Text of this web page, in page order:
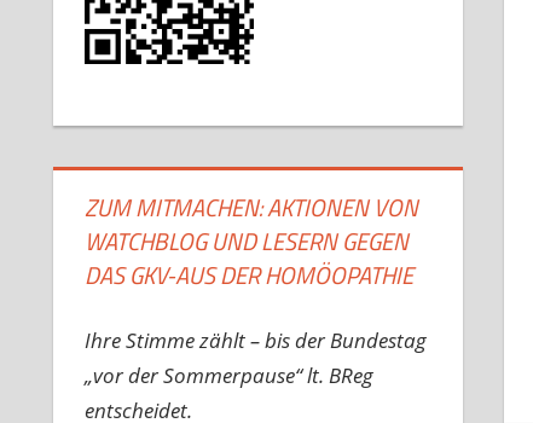
ZUM MITMACHEN: AKTIONEN VON
WATCHBLOG UND LESERN GEGEN
DAS GKV-AUS DER HOMÖOPATHIE
Ihre Stimme zählt – bis der Bundestag
„vor der Sommerpause“ lt. BReg
entscheidet.